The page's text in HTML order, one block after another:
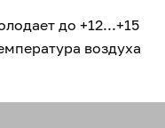
до +12...+15
воздуха